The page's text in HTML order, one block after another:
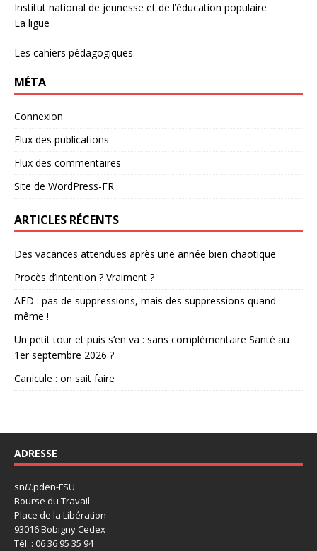
Institut national de jeunesse et de l’éducation populaire
La ligue
Les cahiers pédagogiques
MÉTA
Connexion
Flux des publications
Flux des commentaires
Site de WordPress-FR
ARTICLES RÉCENTS
Des vacances attendues après une année bien chaotique
Procès d’intention ? Vraiment ?
AED : pas de suppressions, mais des suppressions quand
même !
Un petit tour et puis s’en va : sans complémentaire Santé au
1er septembre 2026 ?
Canicule : on sait faire
ADRESSE
snU.pden-FSU
Bourse du Travail
Place de la Libération
93016 Bobigny Cedex
Tél. : 06 36 95 35 94